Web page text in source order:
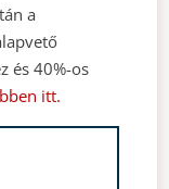
a
és 40%-os
itt.